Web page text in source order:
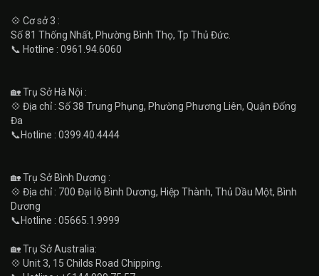
💠 Cơ sở 3 :
Số 81 Thống Nhất, Phường Bình Thọ, Tp Thủ Đức.
📞 Hotline : 0961.94.6060
🏡 Trụ Sở Hà Nội :
💠 Địa chỉ : Số 38 Trung Phụng, Phường Phương Liên, Quận Đống
Đa
📞Hotline : 0399.40.4444
🏡 Trụ Sở Bình Dương :
💠 Địa chỉ : 700 Đại lộ Bình Dương, Hiệp Thành, Thủ Dầu Một, Bình
Dương
📞Hotline : 05665.1.9999
🏡 Trụ Sở Australia:
💠 Unit 3, 15 Childs Road Chipping.